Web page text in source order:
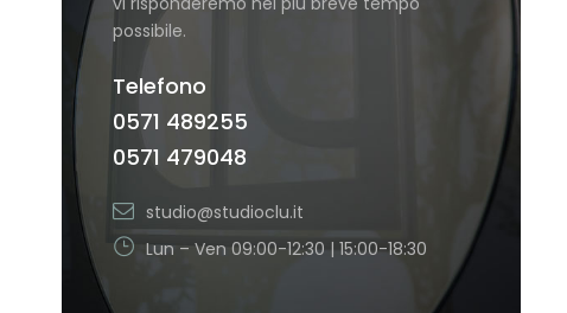
possibile.
Telefono
0571 489255
0571 479048
studio@studioclu.it
Lun – Ven 09:00-12:30 | 15:00-18:30